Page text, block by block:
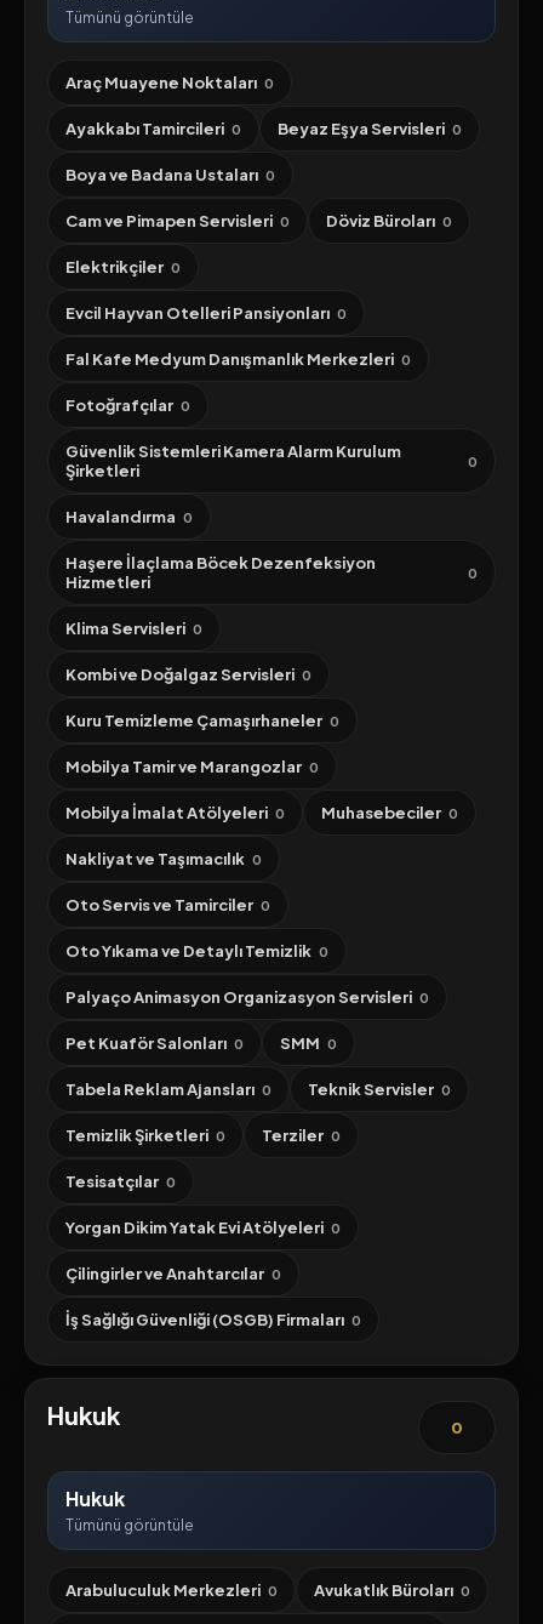
Tümünü görüntüle
Araç Muayene Noktaları 0
Ayakkabı Tamircileri 0 Beyaz Eşya Servisleri 0
Boya ve Badana Ustaları 0
Cam ve Pimapen Servisleri 0 Döviz Büroları 0
Elektrikçiler 0
Evcil Hayvan Otelleri Pansiyonları 0
Fal Kafe Medyum Danışmanlık Merkezleri 0
Fotoğrafçılar 0
Güvenlik Sistemleri Kamera Alarm Kurulum
Şirketleri
0
Havalandırma 0
Haşere İlaçlama Böcek Dezenfeksiyon
Hizmetleri
0
Klima Servisleri 0
Kombi ve Doğalgaz Servisleri 0
Kuru Temizleme Çamaşırhaneler 0
Mobilya Tamir ve Marangozlar 0
Mobilya İmalat Atölyeleri 0 Muhasebeciler 0
Nakliyat ve Taşımacılık 0
Oto Servis ve Tamirciler 0
Oto Yıkama ve Detaylı Temizlik 0
Palyaço Animasyon Organizasyon Servisleri 0
Pet Kuaför Salonları 0 SMM 0
Tabela Reklam Ajansları 0 Teknik Servisler 0
Temizlik Şirketleri 0 Terziler 0
Tesisatçılar 0
Yorgan Dikim Yatak Evi Atölyeleri 0
Çilingirler ve Anahtarcılar 0
İş Sağlığı Güvenliği (OSGB) Firmaları 0
Hukuk 0
Hukuk
Tümünü görüntüle
Arabuluculuk Merkezleri 0 Avukatlık Büroları 0